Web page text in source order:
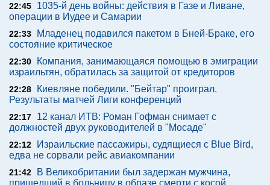
22:45
1035-й день войны: действия в Газе и Ливане,
операции в Иудее и Самарии
22:33
Младенец подавился пакетом в Бней-Браке, его
состояние критическое
22:30
Компания, занимающаяся помощью в эмиграции
израильтян, обратилась за защитой от кредиторов
22:28
Киевляне победили. "Бейтар" проиграл.
Результаты матчей Лиги конференций
22:17
12 канал ИТВ: Роман Гофман снимает с
должностей двух руководителей в "Мосаде"
22:12
Израильские пассажиры, судящиеся с Blue Bird,
едва не сорвали рейс авиакомпании
21:42
В Великобритании был задержан мужчина,
пришедший в больницу в образе смерти с косой